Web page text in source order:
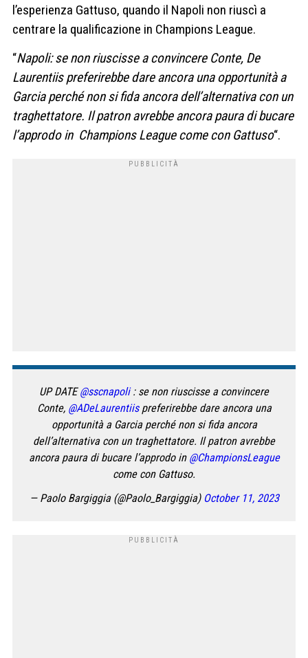
l’esperienza Gattuso, quando il Napoli non riuscì a
centrare la qualificazione in Champions League.
“Napoli: se non riuscisse a convincere Conte, De
Laurentiis preferirebbe dare ancora una opportunità a
Garcia perché non si fida ancora dell’alternativa con un
traghettatore. Il patron avrebbe ancora paura di bucare
l’approdo in Champions League come con Gattuso“.
UP DATE@sscnapoli: se non riuscisse a convincere
Conte, @ADeLaurentiispreferirebbe dare ancora una
opportunità a Garcia perché non si fida ancora
dell’alternativa con un traghettatore. Il patron avrebbe
ancora paura di bucare l’approdo in @ChampionsLeague
come con Gattuso.
— Paolo Bargiggia (@Paolo_Bargiggia) October 11, 2023